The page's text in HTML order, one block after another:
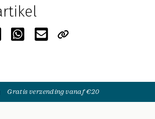
Gratis verzending vanaf €20